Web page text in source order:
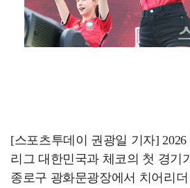
[스포츠투데이 권광일 기자]
리그 대한민국과 체코의 첫 경기
종로구 광화문광장에서 치어리